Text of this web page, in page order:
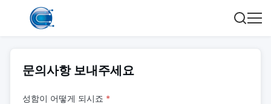
문의사항 보내주세요
성함이 어떻게 되시죠 *